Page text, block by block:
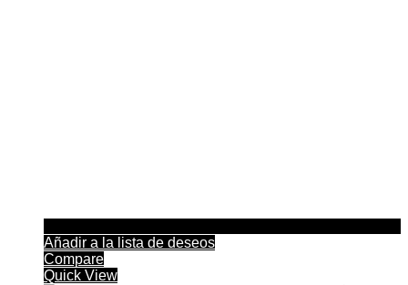
Añadir a la lista de deseos
Compare
Quick View